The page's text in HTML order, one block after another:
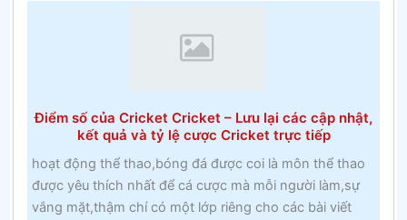
và
lớp
hai
tại
một
Điểm số của Cricket Cricket – Lưu lại các cập nhật,
kết quả và tỷ lệ cược Cricket trực tiếp
hoạt động thể thao,bóng đá được coi là môn thể thao
được yêu thích nhất để cá cược mà mỗi người làm,sự
vắng mặt,thậm chí có một lớp riêng cho các bài viết